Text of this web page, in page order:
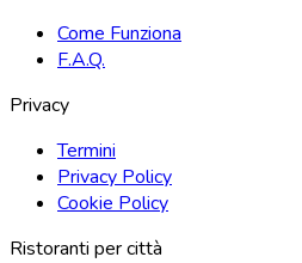
Come Funziona
F.A.Q.
Privacy
Termini
Privacy Policy
Cookie Policy
Ristoranti per città